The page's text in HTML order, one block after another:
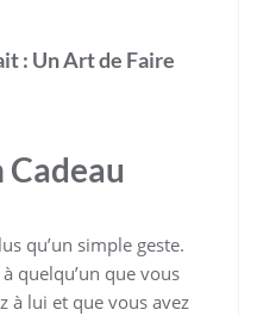
: Un Art de Faire
Cadeau
qu’un simple geste.
quelqu’un que vous
à lui et que vous avez